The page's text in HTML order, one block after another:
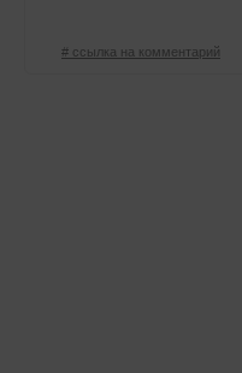
# ссылка на комментарий